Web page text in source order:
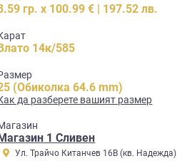
гр. x 100.99 € | 197.52 лв.
14к/585
(Обиколка 64.6 mm)
да разберете вашият размер
1 Сливен
Ул. Трайчо Китанчев 16В (кв. Надежда)